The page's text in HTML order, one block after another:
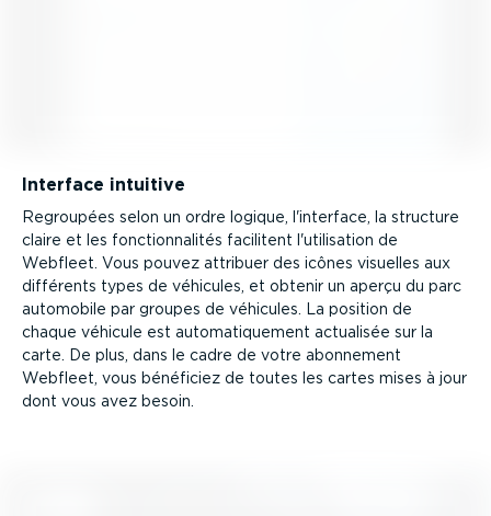
Interface intuitive
Regroupées selon un ordre logique, l'interface, la structure
claire et les fonction­na­lités facilitent l'utilisation de
Webfleet. Vous pouvez attribuer des icônes visuelles aux
différents types de véhicules, et obtenir un aperçu du parc
automobile par groupes de véhicules. La position de
chaque véhicule est automa­ti­quement actualisée sur la
carte. De plus, dans le cadre de votre abonnement
Webfleet, vous bénéficiez de toutes les cartes mises à jour
dont vous avez besoin.